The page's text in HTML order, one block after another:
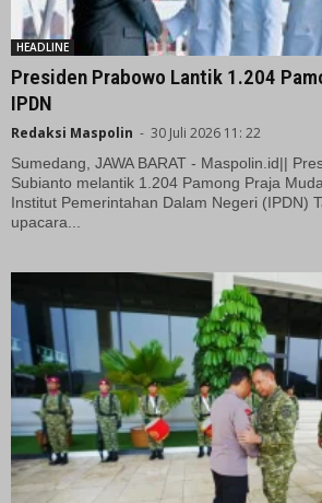
HEADLINE
Presiden Prabowo Lantik 1.204
IPDN
Redaksi Maspolin - 30 Juli 2026 11: 22
Sumedang, JAWA BARAT - Maspolin.id||
Subianto melantik 1.204 Pamong Praja
Institut Pemerintahan Dalam Negeri (IPDN)
upacara...